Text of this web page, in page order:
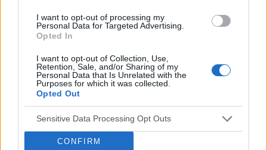
I want to opt-out of processing my
Personal Data for Targeted Advertising.
Opted In
I want to opt-out of Collection, Use,
Retention, Sale, and/or Sharing of my
Personal Data that Is Unrelated with the
Purposes for which it was collected.
Opted Out
Sensitive Data Processing Opt Outs
CONFIRM
Metanabol a niedobor wzrostu.
niedobor wzrostu metanabolem (metanabol 5mg)?
Proszę o szybką odpowiedz, z góry dziekuję.
gość
Forum:Pediatria - grupa dla rodziny i pacjenta